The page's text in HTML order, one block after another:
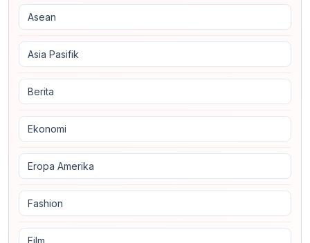
Asean
Asia Pasifik
Berita
Ekonomi
Eropa Amerika
Fashion